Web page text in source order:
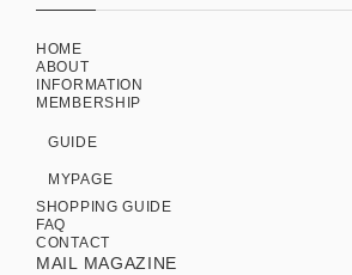
HOME
ABOUT
INFORMATION
MEMBERSHIP
GUIDE
MYPAGE
SHOPPING GUIDE
FAQ
CONTACT
MAIL MAGAZINE